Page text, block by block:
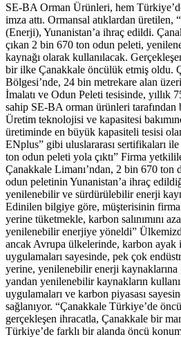
SE-BA Orman Ürünleri, hem
imza attı. Ormansal atıklardan üretilen,
(Enerji), Yunanistan’a ihraç edildi.
çıkan 2 bin 670 ton odun peleti,
kaynağı olarak kullanılacak.
bir ilke Çanakkale öncülük etmiş oldu.
Bölgesi’nde, 24 bin metrekare alan
İmalatı ve Odun Peleti tesisinde, yıllık
sahip SE-BA orman ürünleri
Üretim teknolojisi ve kapasitesi
üretiminde en büyük kapasiteli tesisi
ENplus” gibi uluslararası sertifikaları
ton odun peleti yola çıktı” Firma
Çanakkale Limanı’ndan, 2 bin 670 ton
odun peletinin Yunanistan’a ihraç
yenilenebilir ve sürdürülebilir enerji
Edinilen bilgiye göre, müşterisinin
yerine tüketmekle, karbon salınımını
yenilenebilir enerjiye yöneldi”
ancak Avrupa ülkelerinde, karbon
uygulamaları sayesinde, pek çok
yerine, yenilenebilir enerji
yandan yenilenebilir kaynakların
uygulamaları ve karbon piyasası
sağlanıyor. “Çanakkale Türkiye’de
gerçekleşen ihracatla, Çanakkale bir
Türkiye’de farklı bir alanda öncü